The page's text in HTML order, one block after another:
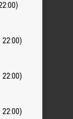
22:00)
22:00)
22:00)